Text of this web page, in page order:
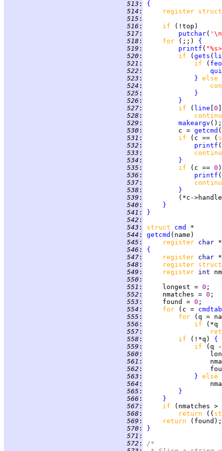
513 :
{
514 :
register
515 :
516 : if
517 : putchar(
518 : for (;;) {
519 : printf (
520 : if ( gets (
521 : if (
522 :
523 : } else
524 :
525 :
}
526 :
}
527 : if ( line 0
528 :
529 :
makeargv
530 :
         c =
getcmd (
531 : if (c == (
532 : printf (
533 :
534 :
}
535 : if (c == 0
536 : printf (
537 :
538 :
}
539 :
(*c-
540 :
}
541 :
}
542 :
543 : struct cmd
544 : getcmd
545 : register char
546 :
{
547 : register char
548 :
register
549 : register int
550 :
551 :
     longest =
0
552 :
     nmatches =
0
553 :
     found =
0
554 : for (c = cmdtab
555 :
for
556 : if
(*q
557 :
558 : if (!*q) {
559 : if
(q
560 :
561 :
562 :
563 : }
564 :
565 :
}
566 :
}
567 : if
(nmatches >
568 : return ((
569 :
return
570 :
}
571 :
572 :
/*